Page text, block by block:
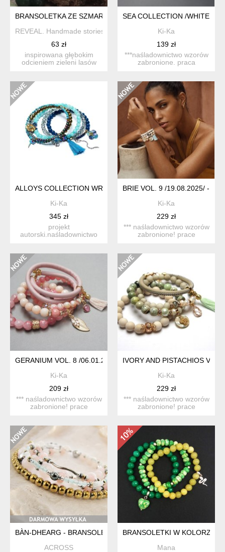
BRANSOLETKA ZE SZMARAGDEM NILU - RAINFOREST V
REVEAL. Handmade stories
63 zł
inspirowana głębokim
odcieniem zieleni lasów
SEA COLLECTION /WHITE
Ki-Ka
139 zł
***naśladownictwo wzorów
zabronione. praca
ALLOYS COLLECTION WRAPPED /SEA VOL. 5/
Ki-Ka
345 zł
projekt
autorski.naśladownictwo
BRIE VOL. 9 /19.08.2025/ - SET
Ki-Ka
229 zł
*** naśladownictwo wzorów
zabronione! prace
GERANIUM VOL. 8 /06.01.26/ - SET
Ki-Ka
209 zł
*** naśladownictwo wzorów
zabronione! prace
IVORY AND PISTACHIOS
Ki-Ka
229 zł
*** naśladownictwo wzorów
zabronione! prace
BÀN-DHEARG - BRANSOLETKI - MINERAŁY W SREBRZE
ACROSS
BRANSOLETKI W KOLORZE
Mana